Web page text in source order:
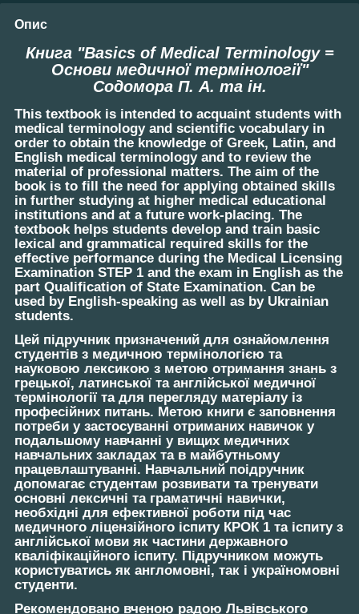
Опис
Книга "Basics of Medical Terminology =
Основи медичної термінології"
Содомора П. А. та ін.
This textbook is intended to acquaint students with
medical terminology and scientific vocabulary in
order to obtain the knowledge of Greek, Latin, and
English medical terminology and to review the
material of professional matters. The aim of the
book is to fill the need for applying obtained skills
in further studying at higher medical educational
institutions and at a future work-placing. The
textbook helps students develop and train basic
lexical and grammatical required skills for the
effective performance during the Medical Licensing
Examination STEP 1 and the exam in English as the
part Qualification of State Examination. Can be
used by English-speaking as well as by Ukrainian
students.
Цей підручник призначений для ознайомлення
студентів з медичною термінологією та
науковою лексикою з метою отримання знань з
грецької, латинської та англійської медичної
термінології та для перегляду матеріалу із
професійних питань. Метою книги є заповнення
потреби у застосуванні отриманих навичок у
подальшому навчанні у вищих медичних
навчальних закладах та в майбутньому
працевлаштуванні. Навчальний поідручник
допомагає студентам розвивати та тренувати
основні лексичні та граматичні навички,
необхідні для ефективної роботи під час
медичного ліцензійного іспиту КРОК 1 та іспиту з
англійської мови як частини державного
кваліфікаційного іспиту. Підручником можуть
користуватись як англомовні, так і україномовні
студенти.
Рекомендовано вченою радою Львівського